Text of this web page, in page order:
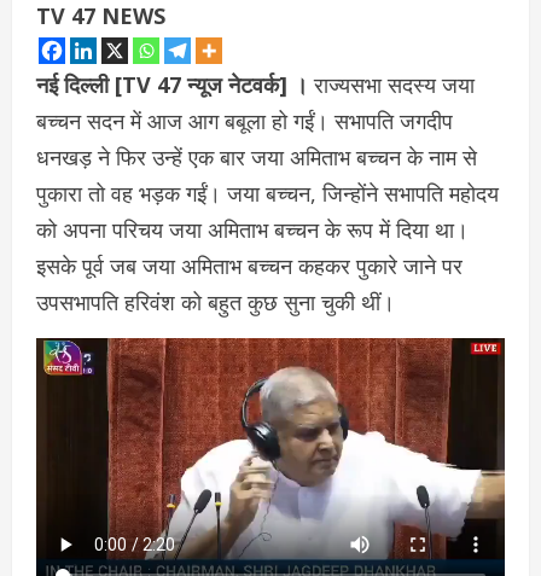
TV 47 NEWS
नई दिल्ली [TV 47 न्यूज नेटवर्क] । राज्यसभा सदस्य जया
बच्चन सदन में आज आग बबूला हो गईं। सभापति जगदीप
धनखड़ ने फिर उन्हें एक बार जया अमिताभ बच्चन के नाम से
पुकारा तो वह भड़क गईं। जया बच्चन, जिन्होंने सभापति महोदय
को अपना परिचय जया अमिताभ बच्चन के रूप में दिया था।
इसके पूर्व जब जया अमिताभ बच्चन कहकर पुकारे जाने पर
उपसभापति हरिवंश को बहुत कुछ सुना चुकी थीं।